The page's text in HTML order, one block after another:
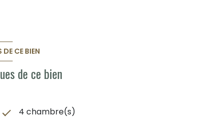
CE BIEN
de ce bien
4 chambre(s)